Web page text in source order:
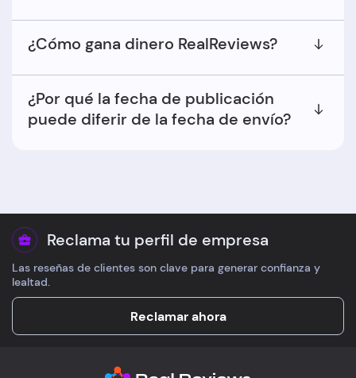
¿Cómo gana dinero RealReviews?
¿Por qué la fecha de publicación
puede diferir de la fecha de envío?
Reclama tu perfil de empresa
Las reseñas de clientes son clave para generar confianza y
lealtad.
Reclamar ahora